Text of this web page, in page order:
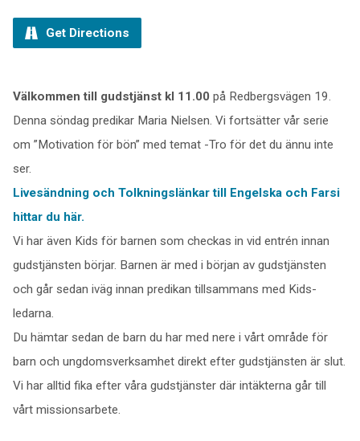
Get Directions
Välkommen till gudstjänst kl 11.00 på Redbergsvägen 19.
Denna söndag predikar Maria Nielsen. Vi fortsätter vår serie
om ”Motivation för bön” med temat -Tro för det du ännu inte
ser.
Livesändning och Tolkningslänkar till Engelska och Farsi
hittar du här.
Vi har även Kids för barnen som checkas in vid entrén innan
gudstjänsten börjar. Barnen är med i början av gudstjänsten
och går sedan iväg innan predikan tillsammans med Kids-
ledarna.
Du hämtar sedan de barn du har med nere i vårt område för
barn och ungdomsverksamhet direkt efter gudstjänsten är slut.
Vi har alltid fika efter våra gudstjänster där intäkterna går till
vårt missionsarbete.